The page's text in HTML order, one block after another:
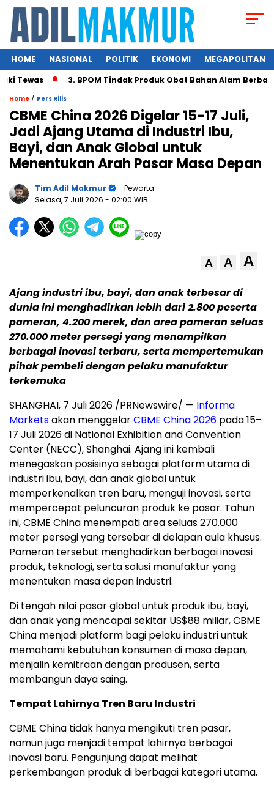
HOME NASIONAL POLITIK EKONOMI MEGAPOLITAN
3. BPOM Tindak Produk Obat Bahan Alam Berbahaya
Home / Pers Rilis
CBME China 2026 Digelar 15-17 Juli,
Jadi Ajang Utama di Industri Ibu,
Bayi, dan Anak Global untuk
Menentukan Arah Pasar Masa Depan
Tim Adil Makmur
- Pewarta
Selasa, 7 Juli 2026 - 02:00 WIB
A A A
Ajang industri ibu, bayi, dan anak terbesar di
dunia ini menghadirkan lebih dari 2.800 peserta
pameran, 4.200 merek, dan area pameran seluas
270.000 meter persegi yang menampilkan
berbagai inovasi terbaru, serta mempertemukan
pihak pembeli dengan pelaku manufaktur
terkemuka
SHANGHAI, 7 Juli 2026 /PRNewswire/ — Informa
Marketsakan menggelarCBME China 2026 pada 15–
17 Juli 2026 di National Exhibition and Convention
Center (NECC), Shanghai. Ajang ini kembali
menegaskan posisinya sebagai platform utama di
industri ibu, bayi, dan anak global untuk
memperkenalkan tren baru, menguji inovasi, serta
mempercepat peluncuran produk ke pasar. Tahun
ini, CBME China menempati area seluas 270.000
meter persegi yang tersebar di delapan aula khusus.
Pameran tersebut menghadirkan berbagai inovasi
produk, teknologi, serta solusi manufaktur yang
menentukan masa depan industri.
Di tengah nilai pasar global untuk produk ibu, bayi,
dan anak yang mencapai sekitar US$88 miliar, CBME
China menjadi platform bagi pelaku industri untuk
memahami kebutuhan konsumen di masa depan,
menjalin kemitraan dengan produsen, serta
membangun daya saing.
Tempat Lahirnya Tren Baru Industri
CBME China tidak hanya mengikuti tren pasar,
namun juga menjadi tempat lahirnya berbagai
inovasi baru. Pengunjung dapat melihat
perkembangan produk di berbagai kategori utama.